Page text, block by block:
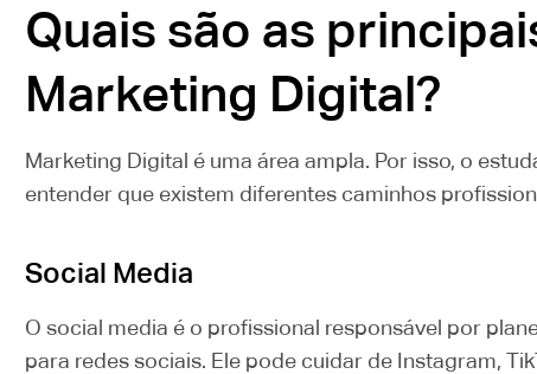
Quais são as
Marketing Digital?
Marketing Digital é uma área ampla. Por isso, o
entender que existem diferentes caminhos
Social Media
O social media é o profissional responsável por
para redes sociais. Ele pode cuidar de Instagram,